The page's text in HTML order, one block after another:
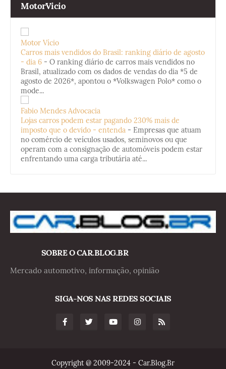
MotorVicio
Motor Vício
Carros mais vendidos do Brasil: ranking diário de agosto
- dia 6 - O ranking diário de carros mais vendidos no
Brasil, atualizado com os dados de vendas do dia *5 de
agosto de 2026*, apontou o *Volkswagen Polo* como o
mode...
Fabio Mendes Advocacia
Lojas carros podem estar pagando 230% mais de
imposto que o devido - entenda - Empresas que atuam
no comércio de veículos usados, seminovos ou que
operam com a consignação de automóveis podem estar
enfrentando uma carga tributária até...
SOBRE O CAR.BLOG.BR
Mercado automotivo, informação, opinião
SIGA-NOS NAS REDES SOCIAIS
Copyright @ 2009-2024 - Car.Blog.Br